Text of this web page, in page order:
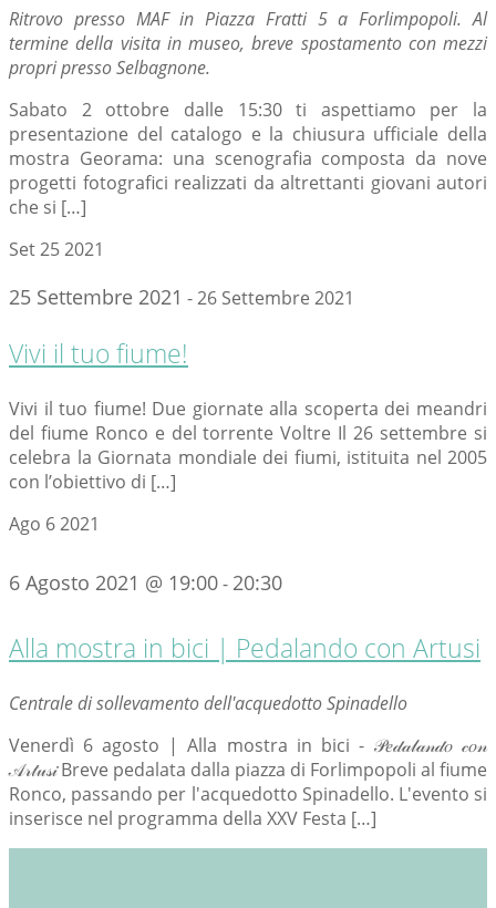
Ritrovo presso MAF in Piazza Fratti 5 a Forlimpopoli. Al
termine della visita in museo, breve spostamento con mezzi
propri presso Selbagnone.
Sabato 2 ottobre dalle 15:30 ti aspettiamo per la
presentazione del catalogo e la chiusura ufficiale della
mostra Georama: una scenografia composta da nove
progetti fotografici realizzati da altrettanti giovani autori
che si […]
Set252021
25 Settembre 2021 -26 Settembre 2021
Vivi il tuo fiume!
Vivi il tuo fiume! Due giornate alla scoperta dei meandri
del fiume Ronco e del torrente Voltre Il 26 settembre si
celebra la Giornata mondiale dei fiumi, istituita nel 2005
con l’obiettivo di […]
Ago 62021
6 Agosto 2021 @ 19:00- 20:30
Alla mostra in bici | Pedalando con Artusi
Centrale di sollevamento dell'acquedotto Spinadello
Venerdì 6 agosto | Alla mostra in bici - 𝒫𝑒𝒹𝒶𝓁𝒶𝓃𝒹𝑜 𝒸𝑜𝓃
𝒜𝓇𝓉𝓊𝓈𝒾 Breve pedalata dalla piazza di Forlimpopoli al fiume
Ronco, passando per l'acquedotto Spinadello. L'evento si
inserisce nel programma della XXV Festa […]